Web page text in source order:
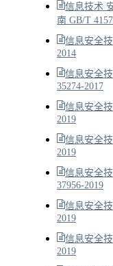
信息技术
南 GB/T
信息安全
2014
信息安全
35274-2017
信息安全
2019
信息安全
2019
信息安全
37956-2019
信息安全
2019
信息安全
2019